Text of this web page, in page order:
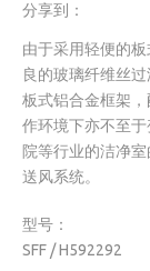
分享到：
由于采用轻便的
良的玻璃纤维丝
板式铝合金框架
作环境下亦不至
院等行业的洁净
送风系统。
型号：
SFF / H592292